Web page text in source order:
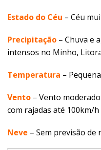
Estado do Céu – Céu
Precipitação – Chuva e
intensos no Minho,
Temperatura –
Vento – Vento
com rajadas até 100km/h
Neve – Sem previsão de